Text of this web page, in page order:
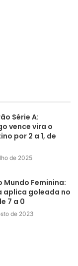
Série A:
vence vira o
por 2 a 1, de
de 2025
Mundo Feminina:
aplica goleada no
7 a 0
de 2023